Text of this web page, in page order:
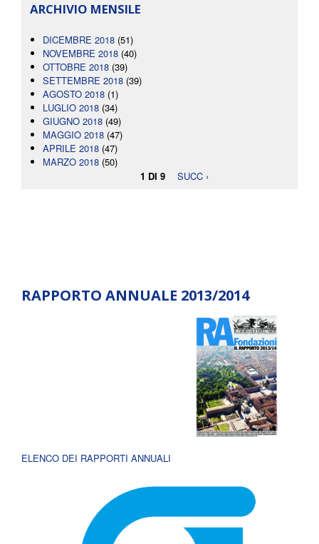
ARCHIVIO MENSILE
DICEMBRE 2018 (51)
NOVEMBRE 2018 (40)
OTTOBRE 2018 (39)
SETTEMBRE 2018 (39)
AGOSTO 2018 (1)
LUGLIO 2018 (34)
GIUGNO 2018 (49)
MAGGIO 2018 (47)
APRILE 2018 (47)
MARZO 2018 (50)
1 DI 9
SUCC ›
RAPPORTO ANNUALE 2013/2014
ELENCO DEI RAPPORTI ANNUALI